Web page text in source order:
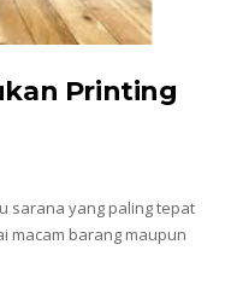
Printing
sarana yang paling tepat
macam barang maupun